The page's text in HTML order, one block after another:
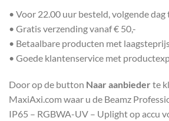
• Voor 22.00 uur besteld, volgende
• Gratis verzending vanaf € 50,-
• Betaalbare producten met
• Goede klantenservice met
Door op de button Naar aanbieder te
MaxiAxi.com waar u de Beamz
IP65 – RGBWA-UV – Uplight op accu